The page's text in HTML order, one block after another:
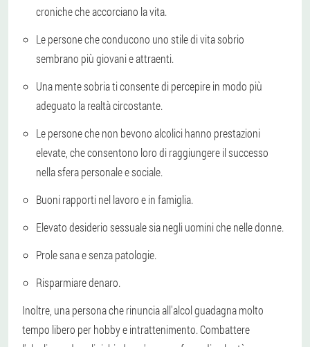
croniche che accorciano la vita.
Le persone che conducono uno stile di vita sobrio
sembrano più giovani e attraenti.
Una mente sobria ti consente di percepire in modo più
adeguato la realtà circostante.
Le persone che non bevono alcolici hanno prestazioni
elevate, che consentono loro di raggiungere il successo
nella sfera personale e sociale.
Buoni rapporti nel lavoro e in famiglia.
Elevato desiderio sessuale sia negli uomini che nelle donne.
Prole sana e senza patologie.
Risparmiare denaro.
Inoltre, una persona che rinuncia all'alcol guadagna molto
tempo libero per hobby e intrattenimento. Combattere